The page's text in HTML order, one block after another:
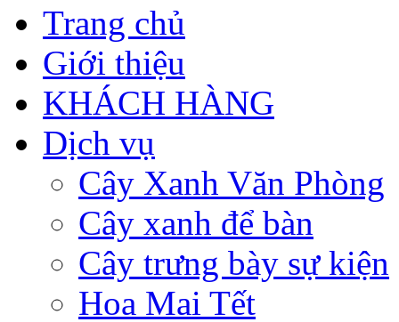
Trang chủ
Giới thiệu
KHÁCH HÀNG
Dịch vụ
Cây Xanh Văn Phòng
Cây xanh để bàn
Cây trưng bày sự kiện
Hoa Mai Tết